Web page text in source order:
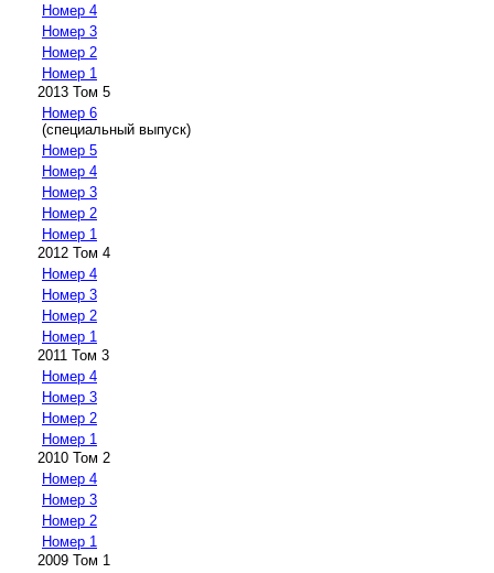
Номер 4
Номер 3
Номер 2
Номер 1
2013 Том 5
Номер 6
(специальный выпуск)
Номер 5
Номер 4
Номер 3
Номер 2
Номер 1
2012 Том 4
Номер 4
Номер 3
Номер 2
Номер 1
2011 Том 3
Номер 4
Номер 3
Номер 2
Номер 1
2010 Том 2
Номер 4
Номер 3
Номер 2
Номер 1
2009 Том 1